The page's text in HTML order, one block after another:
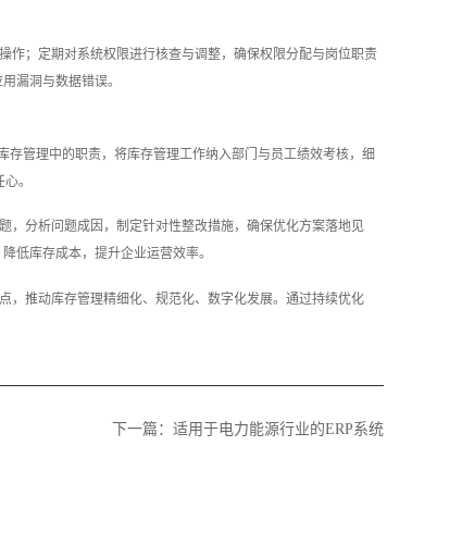
作；定期对系统权限进行核查与调整，确保权限分配与岗位职责
漏洞与数据错误。
管理中的职责，将库存管理工作纳入部门与员工绩效考核，细
。
，分析问题成因，制定针对性整改措施，确保优化方案落地见
低库存成本，提升企业运营效率。
，推动库存管理精细化、规范化、数字化发展。通过持续优化
下一篇： 适用于电力能源行业的ERP系统